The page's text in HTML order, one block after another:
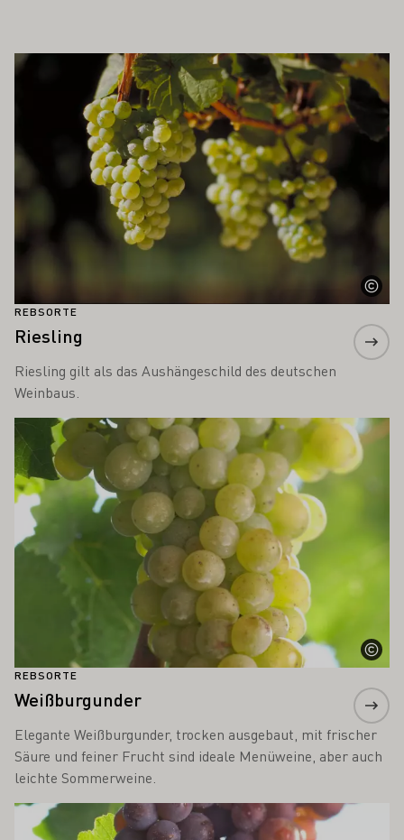
INTERESSIEREN
REBSORTE
Riesling
Riesling gilt als das Aushängeschild des deutschen
Weinbaus.
Mehr erfahren
REBSORTE
Weißburgunder
Elegante Weißburgunder, trocken ausgebaut, mit frischer
Säure und feiner Frucht sind ideale Menüweine, aber auch
leichte Sommerweine.
Mehr erfahren
Mehr erfahren